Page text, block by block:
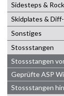
Sidesteps &
Skidplates &
Sonstiges
Stossstangen
Stossstangen
Geprüfte ASP
Stossstangen